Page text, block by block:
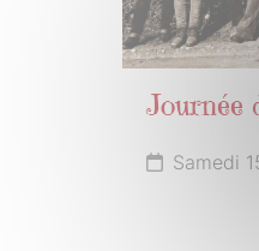
Journée
Samedi